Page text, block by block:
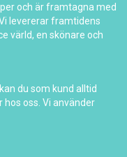
och är framtagna med
levererar framtidens
värld, en skönare och
du som kund alltid
hos oss. Vi använder